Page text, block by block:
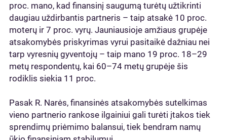
proc. mano, kad finansinį saugumą turėtų užtikrinti
daugiau uždirbantis partneris – taip atsakė 10 proc.
moterų ir 7 proc. vyrų. Jauniausioje amžiaus grupėje
atsakomybės priskyrimas vyrui pasitaikė dažniau nei
tarp vyresnių gyventojų – taip mano 19 proc. 18–29
metų respondentų, kai 60–74 metų grupėje šis
rodiklis siekia 11 proc.
Pasak R. Narės, finansinės atsakomybės sutelkimas
vieno partnerio rankose ilgainiui gali turėti įtakos tiek
sprendimų priėmimo balansui, tiek bendram namų